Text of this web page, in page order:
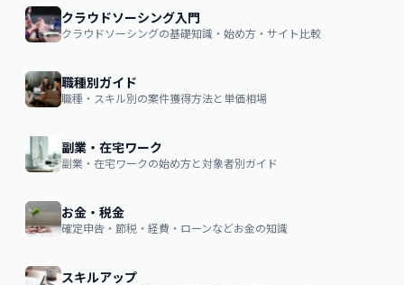
クラウドソーシング入門
クラウドソーシングの基礎知識・始め方・サイト比較
職種別ガイド
職種・スキル別の案件獲得方法と単価相場
副業・在宅ワーク
副業・在宅ワークの始め方と対象者別ガイド
お金・税金
確定申告・節税・経費・ローンなどお金の知識
スキルアップ